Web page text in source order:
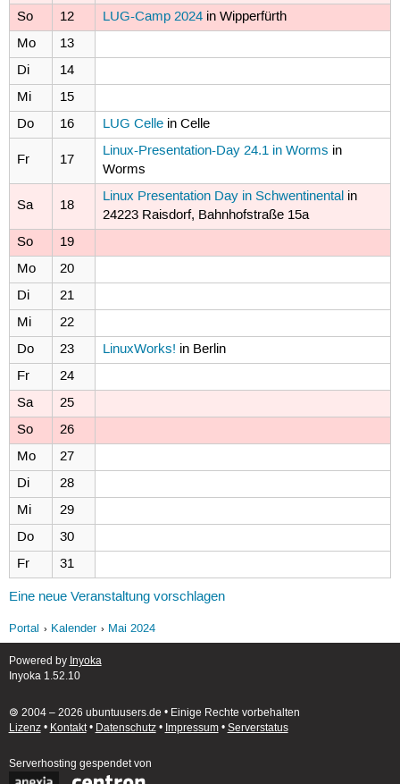
So
12 LUG-Camp 2024 in Wipperfürth
Mo
13
Di
14
Mi
15
Do
16 LUG Celle in Celle
Fr 17
Linux-Presentation-Day 24.1 in Worms in
Worms
Sa 18
Linux Presentation Day in Schwentinental in
24223 Raisdorf, Bahnhofstraße 15a
So
19
Mo
20
Di
21
Mi
22
Do
23 LinuxWorks! in Berlin
Fr
24
Sa
25
So
26
Mo
27
Di
28
Mi
29
Do
30
Fr
31
Eine neue Veranstaltung vorschlagen
Portal Kalender Mai 2024
Powered by Inyoka
Inyoka 1.52.10
🄯 2004 – 2026 ubuntuusers.de • Einige Rechte vorbehalten
Lizenz• Kontakt• Datenschutz• Impressum• Serverstatus
Serverhosting gespendet von